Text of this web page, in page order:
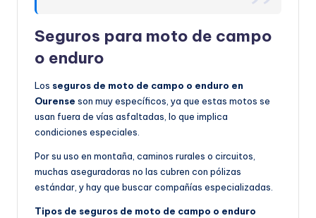
Seguros para moto de campo
o enduro
Los seguros de moto de campo o enduro en
Ourense son muy específicos, ya que estas motos se
usan fuera de vías asfaltadas, lo que implica
condiciones especiales.
Por su uso en montaña, caminos rurales o circuitos,
muchas aseguradoras no las cubren con pólizas
estándar, y hay que buscar compañías especializadas.
Tipos de seguros de moto de campo o enduro